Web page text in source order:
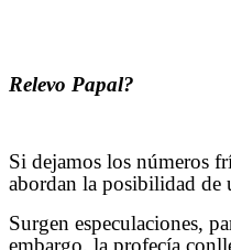
Relevo Papal?
Si dejamos los números
abordan la posibilidad de
Surgen especulaciones,
embargo, la profecía